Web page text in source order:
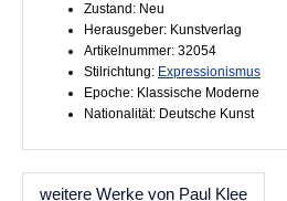
Zustand: Neu
Herausgeber: Kunstverlag
Artikelnummer: 32054
Stilrichtung: Expressionismus
Epoche: Klassische Moderne
Nationalität: Deutsche Kunst
weitere Werke von Paul Klee